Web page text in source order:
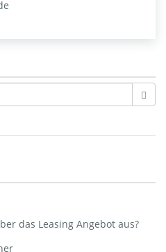
das Leasing Angebot aus?